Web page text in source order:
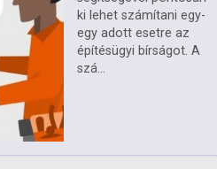
ki lehet számítani egy-
egy adott esetre az
építésügyi bírságot. A
szá...